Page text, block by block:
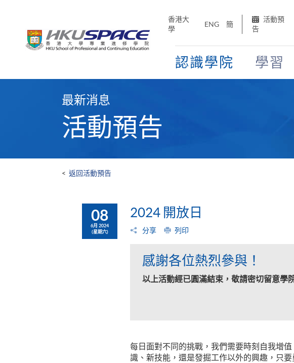
香港大
學
ENG 簡
活動預
告
認識學院 學習
最新消息
活動預告
< 返回活動預告
08
6月 2024
(星期六)
2024 開放日
分享 列印
感謝各位熱烈參與！
以上活動經已圓滿結束，敬請密切留意學
每日面對不同的挑戰，我們需要時刻自我增
識、新技能，還是發掘工作以外的興趣，只